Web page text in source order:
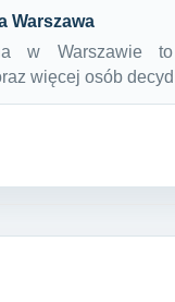
Warszawa
w Warszawie
więcej osób